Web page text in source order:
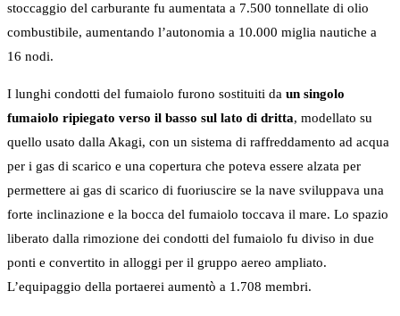
stoccaggio del carburante fu aumentata a 7.500 tonnellate di olio
combustibile, aumentando l’autonomia a 10.000 miglia nautiche a
16 nodi.
I lunghi condotti del fumaiolo furono sostituiti da un singolo
fumaiolo ripiegato verso il basso sul lato di dritta, modellato su
quello usato dalla Akagi, con un sistema di raffreddamento ad acqua
per i gas di scarico e una copertura che poteva essere alzata per
permettere ai gas di scarico di fuoriuscire se la nave sviluppava una
forte inclinazione e la bocca del fumaiolo toccava il mare. Lo spazio
liberato dalla rimozione dei condotti del fumaiolo fu diviso in due
ponti e convertito in alloggi per il gruppo aereo ampliato.
L’equipaggio della portaerei aumentò a 1.708 membri.